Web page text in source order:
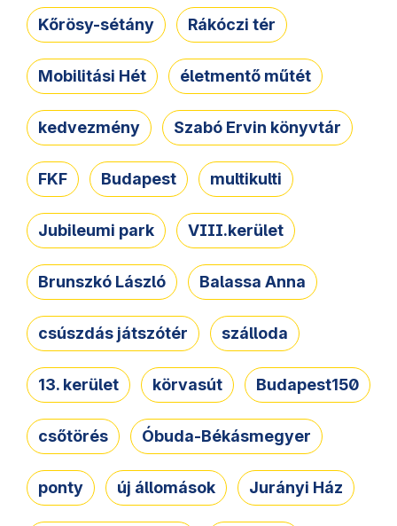
Kőrösy-sétány Rákóczi tér
Mobilitási Hét életmentő műtét
kedvezmény Szabó Ervin könyvtár
FKF Budapest multikulti
Jubileumi park VIII.kerület
Brunszkó László Balassa Anna
csúszdás játszótér szálloda
13. kerület körvasút Budapest150
csőtörés Óbuda-Békásmegyer
ponty új állomások Jurányi Ház